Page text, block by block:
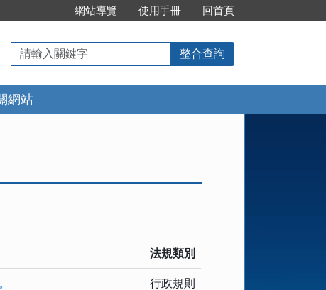
網站導覽 使用手冊 回首頁
請
輸
入
關
鍵
整合查詢
網站
法規類別
行政規則